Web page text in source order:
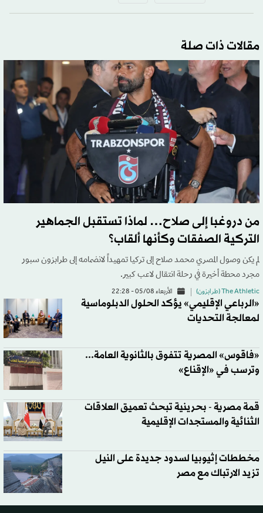
مقالات ذات صلة
من دروغبا إلى صلاح… لماذا تستقبل الجماهير
التركية الصفقات وكأنها ألقاب؟
لم يكن وصول المصري محمد صلاح إلى تركيا تمهيداً لانضمامه إلى طرابزون سبور
مجرد محطة أخيرة في رحلة انتقال لاعب كبير.
The Athletic (طرابزون) الأربعاء 05/08 - 22:28
«الرباعي الإقليمي» يؤكد الحلول الدبلوماسية
لمعالجة التحديات
«فاقوس» المصرية تتفوق بالثانوية العامة...
وترسب في «الإقناع»
قمة مصرية - بحرينية تبحث تعميق العلاقات
الثنائية والمستجدات الإقليمية
مخططات إثيوبيا لسدود جديدة على النيل
تزيد الارتباك مع مصر